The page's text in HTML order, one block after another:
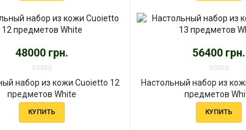
48000 грн.
набор из кожи Cuoietto 12
предметов White
КУПИТЬ
56400 грн.
Настольный набор из
предметов
КУПИТЬ